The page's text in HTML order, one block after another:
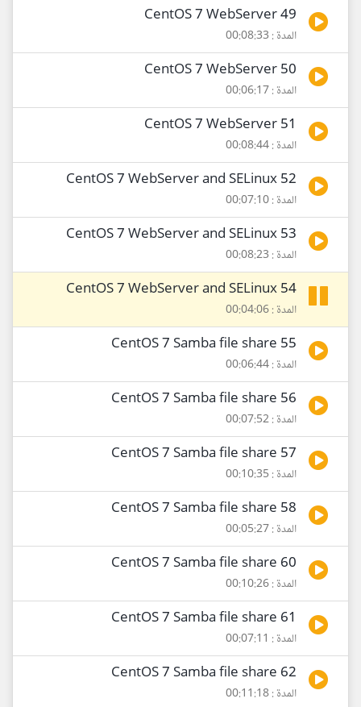
49 CentOS 7 WebServer
المدة : 00:08:33
50 CentOS 7 WebServer
المدة : 00:06:17
51 CentOS 7 WebServer
المدة : 00:08:44
52 CentOS 7 WebServer and SELinux
المدة : 00:07:10
53 CentOS 7 WebServer and SELinux
المدة : 00:08:23
54 CentOS 7 WebServer and SELinux
المدة : 00:04:06
55 CentOS 7 Samba file share
المدة : 00:06:44
56 CentOS 7 Samba file share
المدة : 00:07:52
57 CentOS 7 Samba file share
المدة : 00:10:35
58 CentOS 7 Samba file share
المدة : 00:05:27
60 CentOS 7 Samba file share
المدة : 00:10:26
61 CentOS 7 Samba file share
المدة : 00:07:11
62 CentOS 7 Samba file share
المدة : 00:11:18